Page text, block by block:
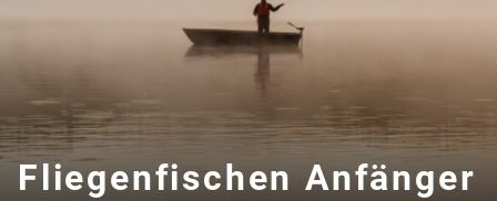
Fliegenfischen Anfänger